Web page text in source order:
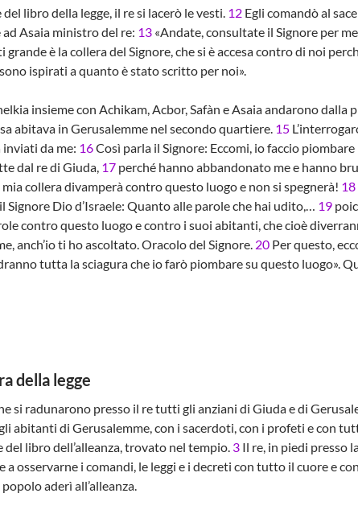
libro della legge, il re si lacerò le vesti. 12 Egli comandò al
ad Asaia ministro del re: 13 «Andate, consultate il Signore per
è la collera del Signore, che si è accesa contro di noi
ispirati a quanto è stato scritto per noi».
insieme con Achikam, Acbor, Safàn e Asaia andarono
abitava in Gerusalemme nel secondo quartiere. 15
inviati da me: 16Così parla il Signore: Eccomi, io faccio
dal re di Giuda, 17 perché hanno abbandonato me e hanno
collera divamperà contro questo luogo e non si spegnerà! 18
Signore Dio d’Israele: Quanto alle parole che hai udito,… 19
contro questo luogo e contro i suoi abitanti, che cioè
anch’io ti ho ascoltato. Oracolo del Signore. 20 Per questo,
tutta la sciagura che io farò piombare su questo luogo».
della legge
si radunarono presso il re tutti gli anziani di Giuda e di
abitanti di Gerusalemme, con i sacerdoti, con i profeti e con
del libro dell’alleanza, trovato nel tempio. 3 Il re, in piedi presso
a osservarne i comandi, le leggi e i decreti con tutto il cuore e
aderì all’alleanza.